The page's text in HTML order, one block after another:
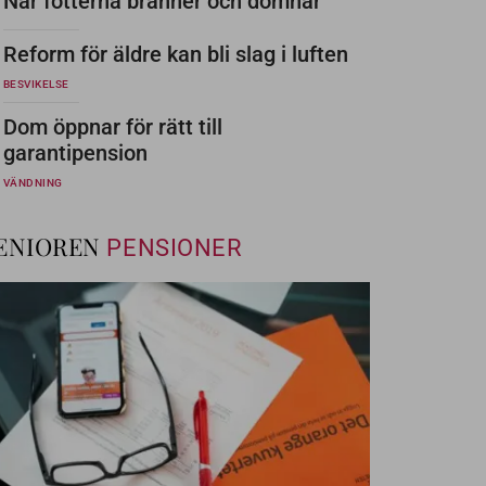
Reform för äldre kan bli slag i luften
BESVIKELSE
Dom öppnar för rätt till
garantipension
VÄNDNING
PENSIONER